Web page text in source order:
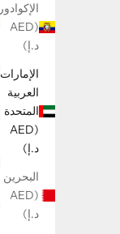
الإكوادور
(AED
د.إ)
الإمارات
العربية
المتحدة
(AED
د.إ)
البحرين
(AED
د.إ)